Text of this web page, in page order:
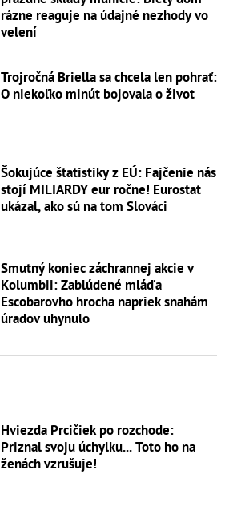
rázne reaguje na údajné nezhody vo
velení
Trojročná Briella sa chcela len pohrať:
O niekoľko minút bojovala o život
Šokujúce štatistiky z EÚ: Fajčenie nás
stojí MILIARDY eur ročne! Eurostat
ukázal, ako sú na tom Slováci
Smutný koniec záchrannej akcie v
Kolumbii: Zablúdené mláďa
Escobarovho hrocha napriek snahám
úradov uhynulo
Hviezda Prcičiek po rozchode:
Priznal svoju úchylku... Toto ho na
ženách vzrušuje!